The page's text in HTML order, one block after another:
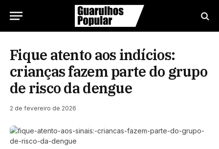
Fique atento aos indícios:
crianças fazem parte do grupo
de risco da dengue
2 de fevereiro de 2026